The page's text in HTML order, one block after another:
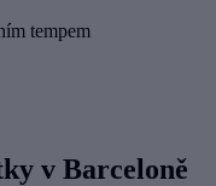
tempem
v Barceloně